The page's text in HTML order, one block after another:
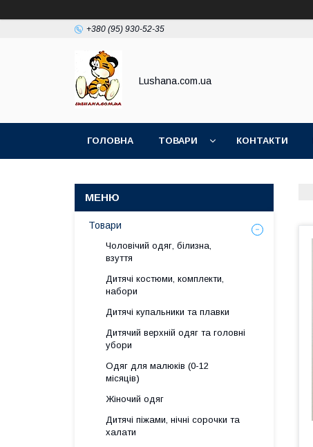
+380 (95) 930-52-35
Lushana.com.ua
ГОЛОВНА ТОВАРИ КОНТАКТИ
Товари
Чоловічий одяг, білизна,
взуття
Дитячі костюми, комплекти,
набори
Дитячі купальники та плавки
Дитячий верхній одяг та головні
убори
Одяг для малюків (0-12
місяців)
Жіночий одяг
Дитячі піжами, нічні сорочки та
халати